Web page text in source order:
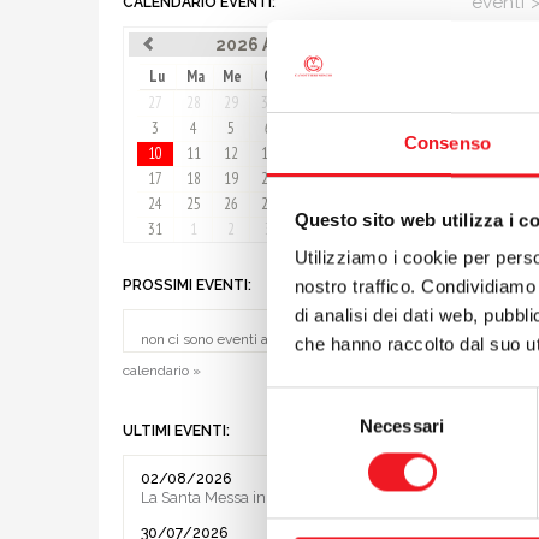
Consenso
Questo sito web utilizza i
Utilizziamo i cookie per
nostro traffico.
di analisi dei dati web,
che hanno raccolto dal suo
Necessari
2026 Agosto
Lu Ma Me Gi Ve
27
28 29 30
3
4 5 6
10
11 12 13
17
18 19 20 21 22
23
24
25 26 27
31
1 2 3 4 5 6
PROSSIMI EVENTI:
non ci sono eventi al momento
calendario »
ULTIMI EVENTI:
02/08/2026
La Santa Messa in riva al lago
30/07/2026
della
di
tra i
chiude